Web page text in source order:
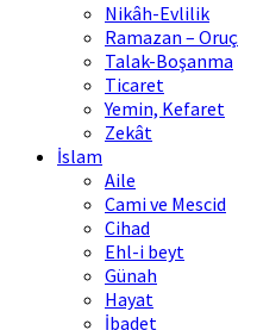
Nikâh-Evlilik
Ramazan – Oruç
Talak-Boşanma
Ticaret
Yemin, Kefaret
Zekât
İslam
Aile
Cami ve Mescid
Cihad
Ehl-i beyt
Günah
Hayat
İbadet